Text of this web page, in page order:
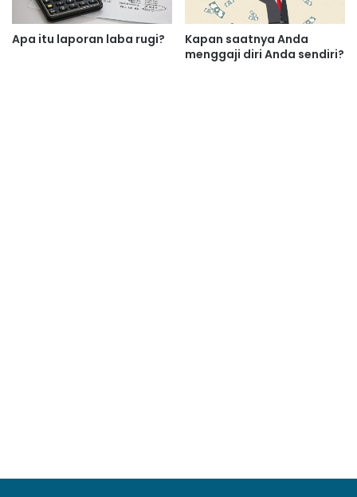
Apa itu laporan laba rugi?
Kapan saatnya Anda
menggaji diri Anda sendiri?